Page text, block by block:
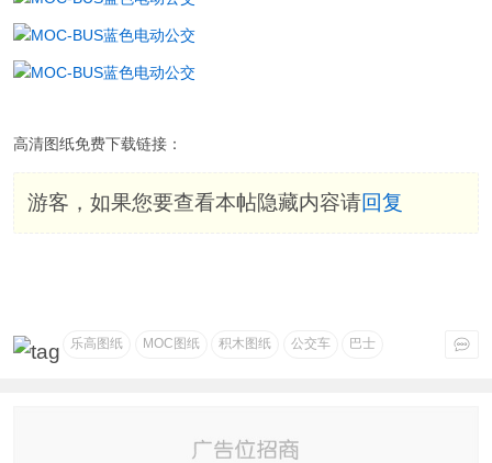
高清图纸免费下载链接：
游客，如果您要查看本帖隐藏内容请回复
乐高图纸 MOC图纸 积木图纸 公交车 巴士